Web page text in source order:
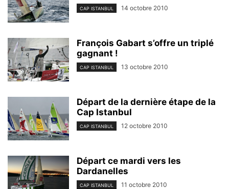
CAP ISTANBUL 14 octobre 2010
François Gabart s’offre un triplé
gagnant !
CAP ISTANBUL 13 octobre 2010
Départ de la dernière étape de la
Cap Istanbul
CAP ISTANBUL 12 octobre 2010
Départ ce mardi vers les
Dardanelles
CAP ISTANBUL 11 octobre 2010